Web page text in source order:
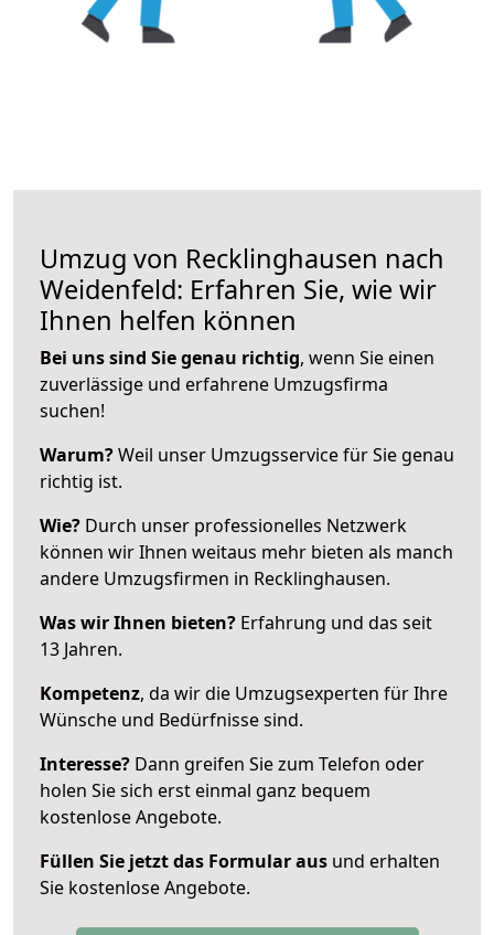
Umzug von Recklinghausen nach
Weidenfeld: Erfahren Sie, wie wir
Ihnen helfen können
Bei uns sind Sie genau richtig, wenn Sie einen
zuverlässige und erfahrene Umzugsfirma
suchen!
Warum?Weil unser Umzugsservice für Sie genau
richtig ist.
Wie? Durch unser professionelles Netzwerk
können wir Ihnen weitaus mehr bieten als manch
andere Umzugsfirmen in Recklinghausen.
Was wir Ihnen bieten? Erfahrung und das seit
13 Jahren.
Kompetenz, da wir die Umzugsexperten für Ihre
Wünsche und Bedürfnisse sind.
Interesse? Dann greifen Sie zum Telefon oder
holen Sie sich erst einmal ganz bequem
kostenlose Angebote.
Füllen Sie jetzt das Formular aus und erhalten
Sie kostenlose Angebote.